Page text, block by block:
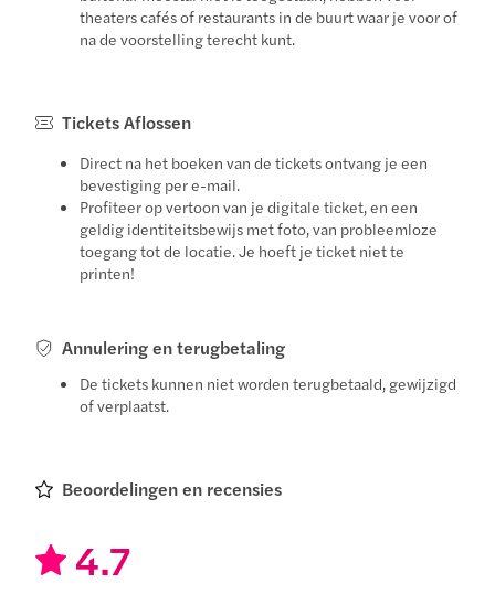
theaters cafés of restaurants in de buurt waar je voor of
na de voorstelling terecht kunt.
Tickets Aflossen
Direct na het boeken van de tickets ontvang je een
bevestiging per e-mail.
Profiteer op vertoon van je digitale ticket, en een
geldig identiteitsbewijs met foto, van probleemloze
toegang tot de locatie. Je hoeft je ticket niet te
printen!
Annulering en terugbetaling
De tickets kunnen niet worden terugbetaald, gewijzigd
of verplaatst.
Beoordelingen en recensies
4.7